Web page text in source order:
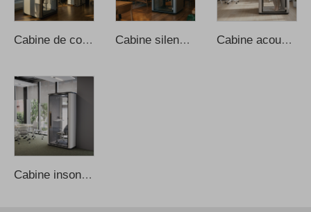
Cabine de confidentialité pour bureau, cabine de bureau insonorisée, cabines téléphoniques privées compactes et modernes en aluminium, cabine de bureau insonorisée, cabine de bureau insonorisée Cabine silencieuse privée Privacy Silent Pod, cabine de son portable, bureau individuel isolé phoniquement, cabine téléphonique isolée phoniquement, cabine d’enregistrement insonorisée, cabine insonorisée Cabine acoustique insonorisée moderne pour bureau, conception de cabine de travail portable, cabines préfabriquées pour domicile, cabine d’enregistrement et de téléphone
Cabine insonorisée, cabine privée pour bureau avec suppression du bruit, cabines téléphoniques pour bureau, cabine de réunion pour bureau, cabine insonorisée, cabine téléphonique pour bureau, cabines pour bureau